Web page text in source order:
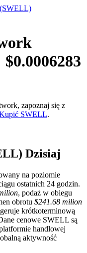
(SWELL)
$0.0006283
zapoznaj się z
SWELL.
Dzisiaj
na poziomie
ostatnich 24 godzin.
, podaż w obiegu
obrotu $241.68 milion
krótkoterminową
cenowe SWELL są
handlowej
aktywność